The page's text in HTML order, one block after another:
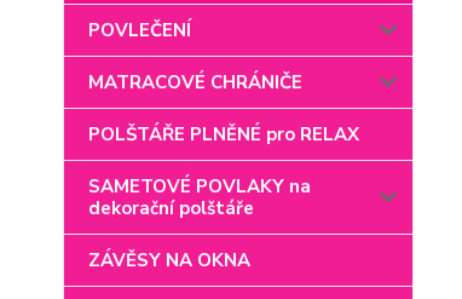
POVLEČENÍ
MATRACOVÉ CHRÁNIČE
POLŠTÁŘE PLNĚNÉ pro RELAX
SAMETOVÉ POVLAKY na
dekorační polštáře
ZÁVĚSY NA OKNA